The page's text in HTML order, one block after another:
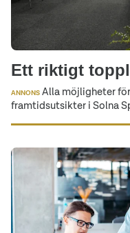
Ett riktigt
ANNONS Alla möjligheter
framtidsutsikter i Solna